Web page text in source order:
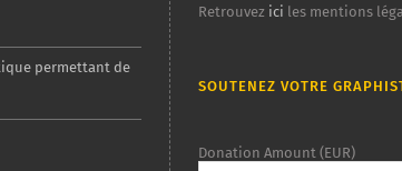
permettant de
Retrouvez ici les mentions
SOUTENEZ VOTRE
Donation Amount (EUR)